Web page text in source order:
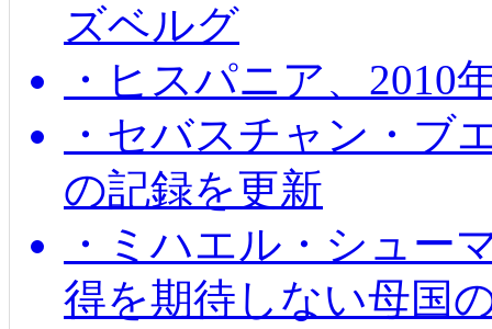
ズベルグ
・ヒスパニア、2010
・セバスチャン・ブ
の記録を更新
・ミハエル・シュー
得を期待しない母国